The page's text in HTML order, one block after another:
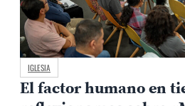
IGLESIA
El factor humano en